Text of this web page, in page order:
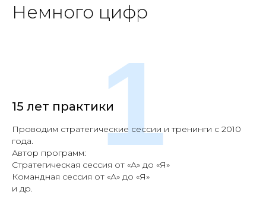
Немного цифр
15 лет практики
Проводим стратегические сессии и тренинги с 2010
года.
Автор программ:
Стратегическая сессия от «А» до «Я»
Командная сессия от «А» до «Я»
и др.
1